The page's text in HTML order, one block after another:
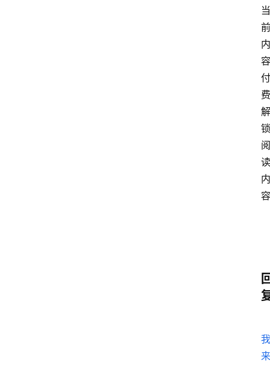
当
前
内
容
付
费
解
锁
阅
读
内
容
我
来